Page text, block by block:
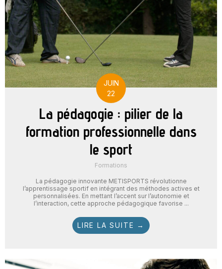
JUIN
22
La pédagogie : pilier de la
formation professionnelle dans
le sport
Formations
La pédagogie innovante METISPORTS révolutionne
l’apprentissage sportif en intégrant des méthodes actives et
personnalisées. En mettant l’accent sur l’autonomie et
l’interaction, cette approche pédagogique favorise ...
LIRE LA SUITE →